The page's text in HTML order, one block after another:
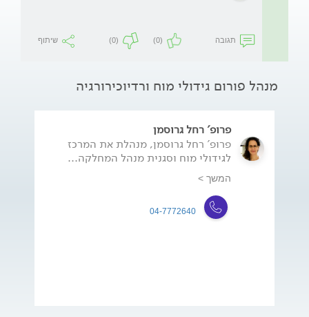
תגובה (0)
(0) שיתוף
מנהל פורום גידולי מוח ורדיוכירורגיה
פרופ' רחל גרוסמן
פרופ' רחל גרוסמן, מנהלת את המרכז
לגידולי מוח וסגנית מנהל המחלקה...
המשך >
04-7772640